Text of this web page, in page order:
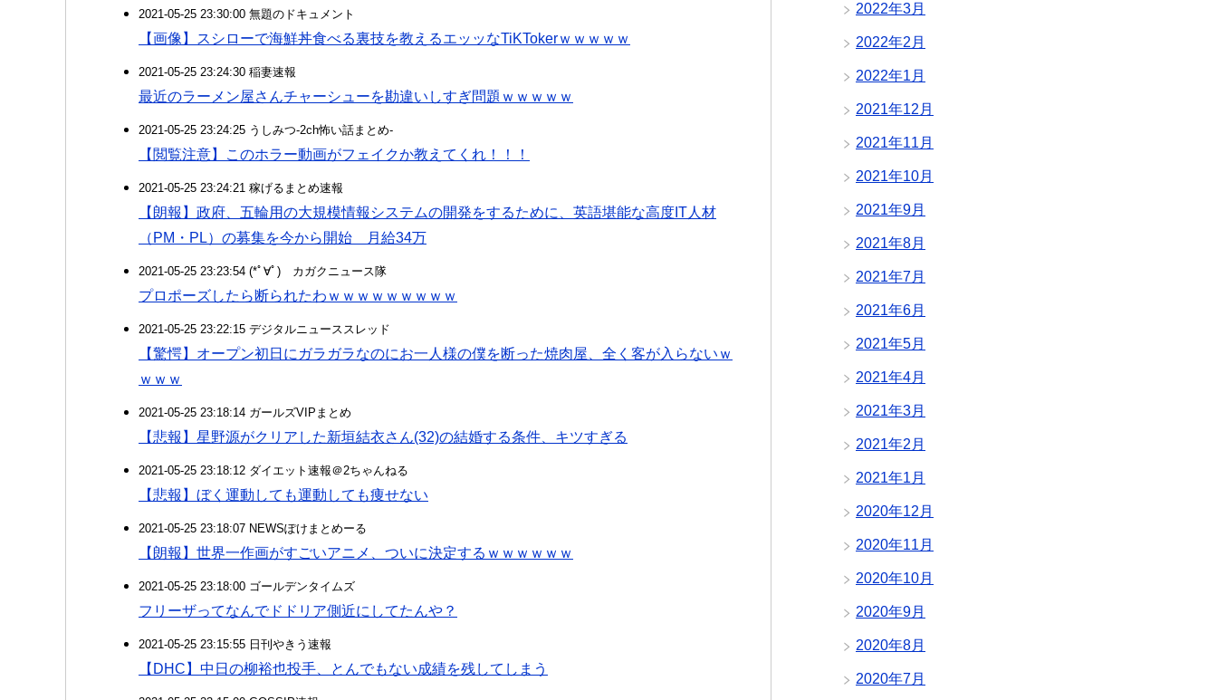
2021-05-25 23:30:00 無題のドキュメント
【画像】スシローで海鮮丼食べる裏技を教えるエッッなTiKTokerｗｗｗｗｗ
2021-05-25 23:24:30 稲妻速報
最近のラーメン屋さんチャーシューを勘違いしすぎ問題ｗｗｗｗｗ
2021-05-25 23:24:25 うしみつ-2ch怖い話まとめ-
【閲覧注意】このホラー動画がフェイクか教えてくれ！！！
2021-05-25 23:24:21 稼げるまとめ速報
【朗報】政府、五輪用の大規模情報システムの開発をするために、英語堪能な高度IT人材
（PM・PL）の募集を今から開始 月給34万
2021-05-25 23:23:54 (*ﾟ∀ﾟ)ゞカガクニュース隊
プロポーズしたら断られたわｗｗｗｗｗｗｗｗｗ
2021-05-25 23:22:15 デジタルニューススレッド
【驚愕】オープン初日にガラガラなのにお一人様の僕を断った焼肉屋、全く客が入らないｗ
ｗｗｗ
2021-05-25 23:18:14 ガールズVIPまとめ
【悲報】星野源がクリアした新垣結衣さん(32)の結婚する条件、キツすぎる
2021-05-25 23:18:12 ダイエット速報＠2ちゃんねる
【悲報】ぼく運動しても運動しても痩せない
2021-05-25 23:18:07 NEWSぽけまとめーる
【朗報】世界一作画がすごいアニメ、ついに決定するｗｗｗｗｗｗ
2021-05-25 23:18:00 ゴールデンタイムズ
フリーザってなんでドドリア側近にしてたんや？
2021-05-25 23:15:55 日刊やきう速報
【DHC】中日の柳裕也投手、とんでもない成績を残してしまう
2022年3月
2022年2月
2022年1月
2021年12月
2021年11月
2021年10月
2021年9月
2021年8月
2021年7月
2021年6月
2021年5月
2021年4月
2021年3月
2021年2月
2021年1月
2020年12月
2020年11月
2020年10月
2020年9月
2020年8月
2020年7月